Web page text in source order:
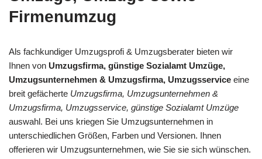
Firmenumzug
Als fachkundiger Umzugsprofi & Umzugsberater bieten wir
Ihnen von Umzugsfirma, günstige Sozialamt Umzüge,
Umzugsunternehmen & Umzugsfirma, Umzugsservice eine
breit gefächerte Umzugsfirma, Umzugsunternehmen &
Umzugsfirma, Umzugsservice, günstige Sozialamt Umzüge
auswahl. Bei uns kriegen Sie Umzugsunternehmen in
unterschiedlichen Größen, Farben und Versionen. Ihnen
offerieren wir Umzugsunternehmen, wie Sie sie sich wünschen.